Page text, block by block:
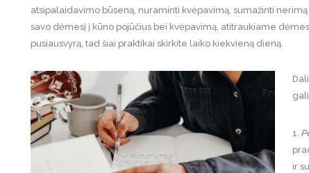
atsipalaidavimo būseną, nuraminti kvėpavimą, sumažinti
savo dėmesį į kūno pojūčius bei kvėpavimą, atitraukiame
pusiausvyrą, tad šiai praktikai skirkite laiko kiekvieną dieną.
1.
ir